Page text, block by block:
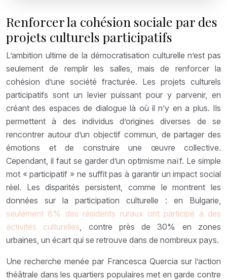
Renforcer la cohésion sociale par des
projets culturels participatifs
L’ambition ultime de la démocratisation culturelle n’est pas
seulement de remplir les salles, mais de renforcer la
cohésion d’une société fracturée. Les projets culturels
participatifs sont un levier puissant pour y parvenir, en
créant des espaces de dialogue là où il n’y en a plus. Ils
permettent à des individus d’origines diverses de se
rencontrer autour d’un objectif commun, de partager des
émotions et de construire une œuvre collective.
Cependant, il faut se garder d’un optimisme naïf. Le simple
mot « participatif » ne suffit pas à garantir un impact social
réel. Les disparités persistent, comme le montrent les
données sur la participation culturelle : en Bulgarie,
seulement 8% des résidents ruraux ont participé à des
activités culturelles , contre près de 30% en zones
urbaines, un écart qui se retrouve dans de nombreux pays.
Une recherche menée par Francesca Quercia sur l’action
théâtrale dans les quartiers populaires met en garde contre